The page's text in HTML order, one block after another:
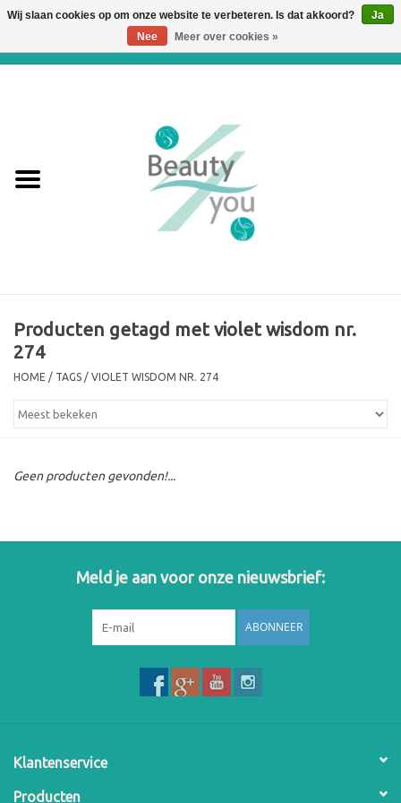
Merken
Producten getagd met violet wisdom nr.
274
HOME / TAGS / VIOLET WISDOM NR. 274
Geen producten gevonden!...
Meld je aan voor onze nieuwsbrief:
ABONNEER
Klantenservice
Producten
Wij slaan cookies op om onze website te verbeteren. Is dat akkoord?
Ja
Nee
Meer over cookies »